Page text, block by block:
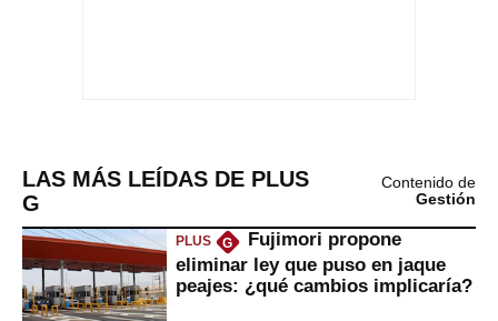
LAS MÁS LEÍDAS DE PLUS
G
Contenido de
Gestión
PLUS G
Fujimori propone
eliminar ley que puso en jaque
peajes: ¿qué cambios implicaría?